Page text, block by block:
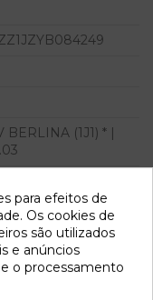
BERLINA (1J1) * |
para efeitos de
Os cookies de
são utilizados
e anúncios
o processamento